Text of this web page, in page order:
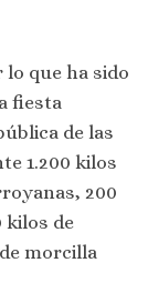
que ha sido
fiesta
de las
1.200 kilos
200
kilos de
morcilla